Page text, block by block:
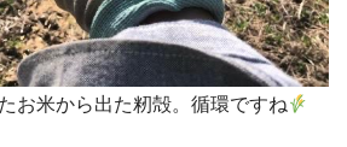
お米から出た籾殻。循環ですね